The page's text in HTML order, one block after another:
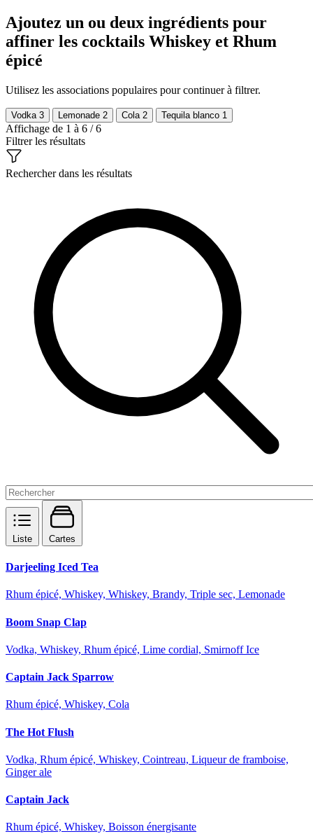
Ajoutez un ou deux ingrédients pour
affiner les cocktails Whiskey et Rhum
épicé
Utilisez les associations populaires pour continuer à filtrer.
Vodka 3 Lemonade 2 Cola 2 Tequila blanco 1
Affichage de 1 à 6 / 6
Filtrer les résultats
Rechercher dans les résultats
Liste Cartes
Darjeeling Iced Tea
Rhum épicé, Whiskey, Whiskey, Brandy, Triple sec, Lemonade
Boom Snap Clap
Vodka, Whiskey, Rhum épicé, Lime cordial, Smirnoff Ice
Captain Jack Sparrow
Rhum épicé, Whiskey, Cola
The Hot Flush
Vodka, Rhum épicé, Whiskey, Cointreau, Liqueur de framboise,
Ginger ale
Captain Jack
Rhum épicé, Whiskey, Boisson énergisante